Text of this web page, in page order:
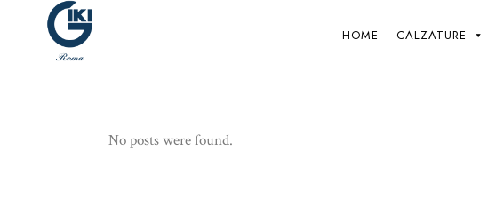
HOME CALZATURE
No posts were found.